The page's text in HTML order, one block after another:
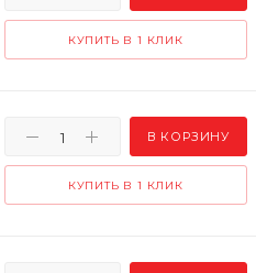
КУПИТЬ В 1 КЛИК
В КОРЗИНУ
КУПИТЬ В 1 КЛИК